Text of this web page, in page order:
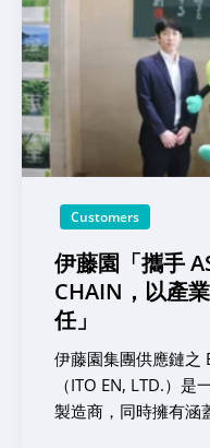
後續維護」的全方
Pure AV 打造的解
應用價值，更徹底
式。隨著影音科技
及，Pure AV 始終
動現代智慧辦公的未
業核心經營戰略之
願景，前提是必須
推動低碳永續營運的
政府於《政府採購
規範的減碳計畫要求
碳路徑制定，已成為
場競爭力不可或缺的
管理的道路上，數
最核心的瓶頸，在於
Customers
伊藤園「攜手
CHAIN，以產
任」
伊藤園集團供應鏈之
（ITO EN, LTD.）
製造商，同時擁有涵